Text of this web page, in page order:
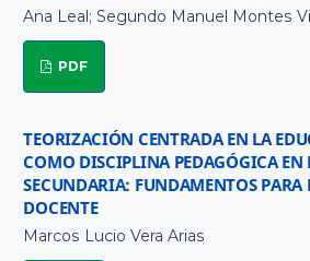
Ana Leal; Segundo Manuel Montes
PDF
TEORIZACIÓN CENTRADA EN LA
COMO DISCIPLINA PEDAGÓGICA EN
SECUNDARIA: FUNDAMENTOS PARA
DOCENTE
Marcos Lucio Vera Arias